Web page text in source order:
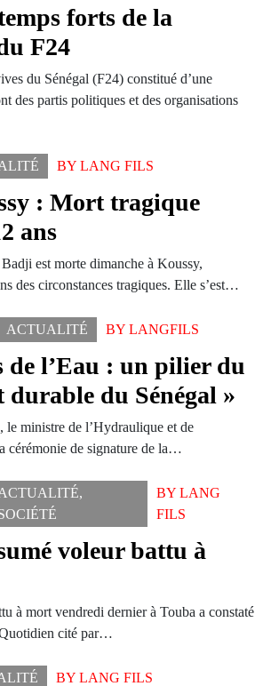
forts de la
F24
du Sénégal (F24) constitué d’une
des partis politiques et des organisations
BYLANG FILS
: Mort tragique
ans
est morte dimanche à Koussy,
des circonstances tragiques. Elle s’est…
ACTUALITÉ BYLANGFILS
de l’Eau : un pilier du
durable du Sénégal »
ministre de l’Hydraulique et de
cérémonie de signature de la…
,
BYLANG
FILS
voleur battu à
à mort vendredi dernier à Touba a constaté
cité par…
BYLANG FILS